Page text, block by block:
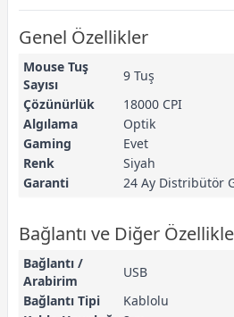
Genel Özellikler
Mouse Tuş
Sayısı
9 Tuş
Çözünürlük
18000 CPI
Algılama
Optik
Gaming
Evet
Renk
Siyah
Garanti
24 Ay Distribütör
Bağlantı ve Diğer
Bağlantı /
Arabirim
USB
Bağlantı Tipi
Kablolu